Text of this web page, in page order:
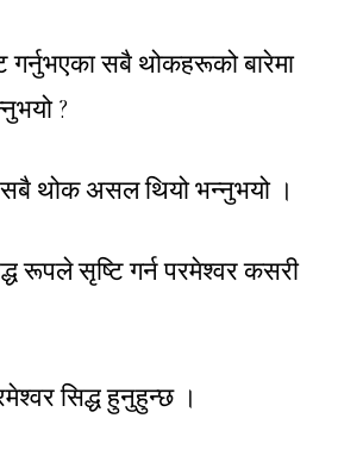
सबै थोकहरूको बारेमा
?
थोक असल थियो भन्नुभयो ।
रूपले सृष्टि गर्न परमेश्वर कसरी
सिद्ध हुनुहुन्छ ।